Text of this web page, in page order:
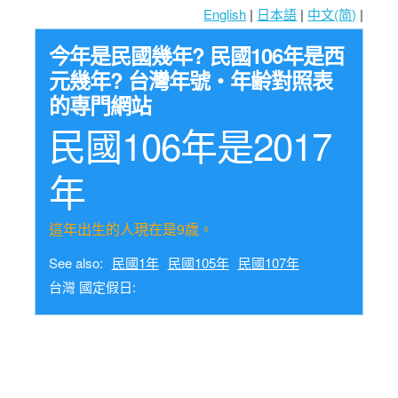
English | 日本語 | 中文(简) |
今年是民國幾年? 民國106年是西
元幾年? 台灣年號・年齢對照表
的専門網站
民國106年是2017
年
這年出生的人現在是9歳。
See also: 民國1年 民國105年 民國107年
台灣 國定假日: